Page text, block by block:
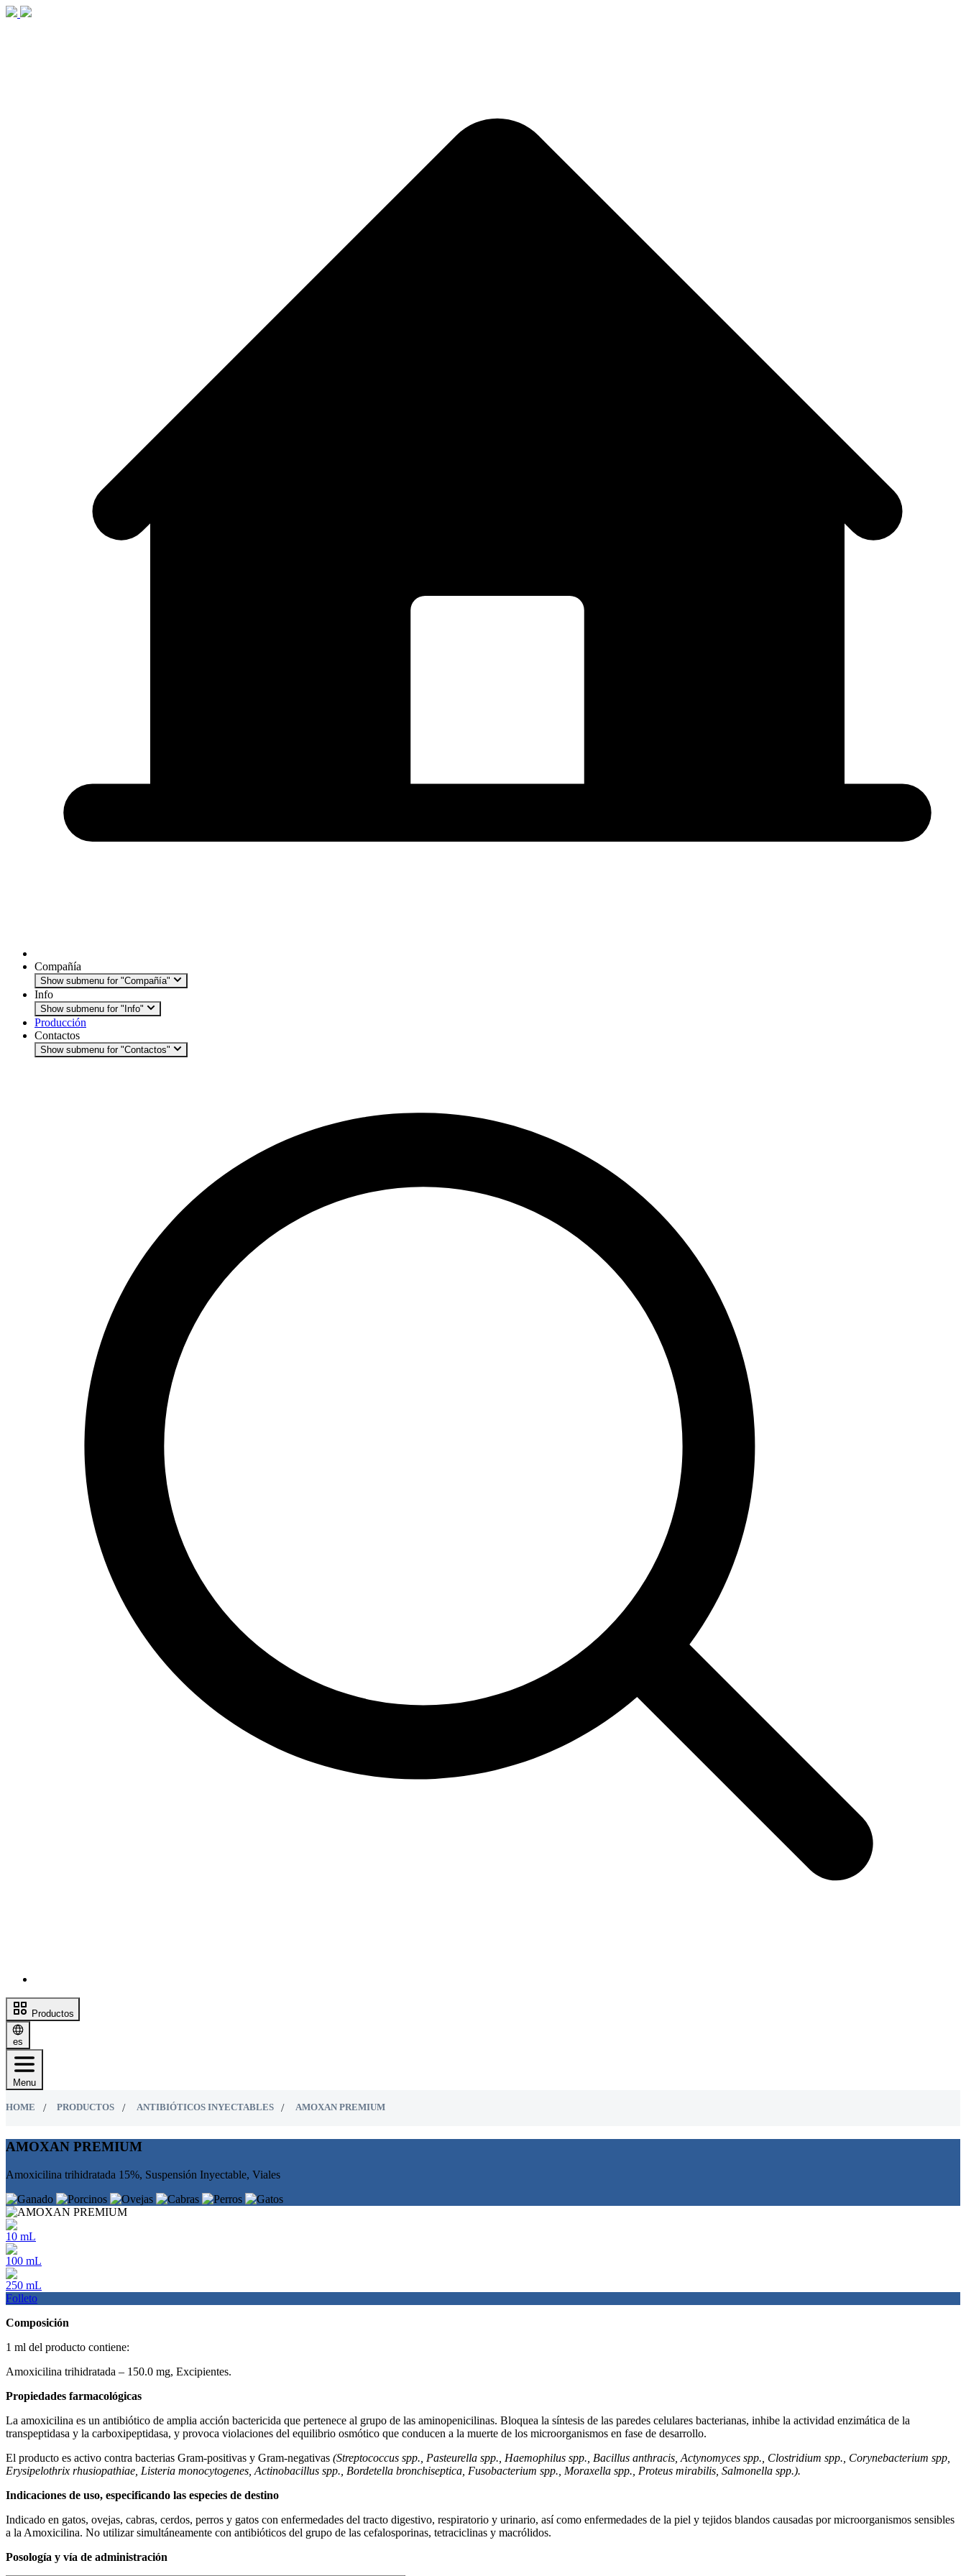
Compañía
Show submenu for "Compañía"
Info
Show submenu for "Info"
Producción
Contactos
Show submenu for "Contactos"
Productos
es
Menu
HOME PRODUCTOS ANTIBIÓTICOS INYECTABLES AMOXAN PREMIUM
AMOXAN PREMIUM
Amoxicilina trihidratada 15%, Suspensión Inyectable, Viales
10 mL
100 mL
250 mL
Folleto
Composición
1 ml del producto contiene:
Amoxicilina trihidratada – 150.0 mg, Excipientes.
Propiedades farmacológicas
La amoxicilina es un antibiótico de amplia acción bactericida que pertenece al grupo de las aminopenicilinas. Bloquea la síntesis de las paredes celulares bacterianas, inhibe la actividad enzimática de la
transpeptidasa y la carboxipeptidasa, y provoca violaciones del equilibrio osmótico que conducen a la muerte de los microorganismos en fase de desarrollo.
El producto es activo contra bacterias Gram-positivas y Gram-negativas (Streptococcus spp., Pasteurella spp., Haemophilus spp., Bacillus anthracis, Actynomyces spp., Clostridium spp., Corynebacterium spp,
Erysipelothrix rhusiopathiae, Listeria monocytogenes, Actinobacillus spp., Bordetella bronchiseptica, Fusobacterium spp., Moraxella spp., Proteus mirabilis, Salmonella spp.).
Indicaciones de uso, especificando las especies de destino
Indicado en gatos, ovejas, cabras, cerdos, perros y gatos con enfermedades del tracto digestivo, respiratorio y urinario, así como enfermedades de la piel y tejidos blandos causadas por microorganismos sensibles
a la Amoxicilina. No utilizar simultáneamente con antibióticos del grupo de las cefalosporinas, tetraciclinas y macrólidos.
Posología y vía de administración